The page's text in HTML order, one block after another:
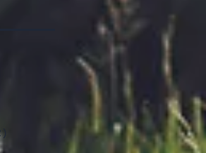
1 post